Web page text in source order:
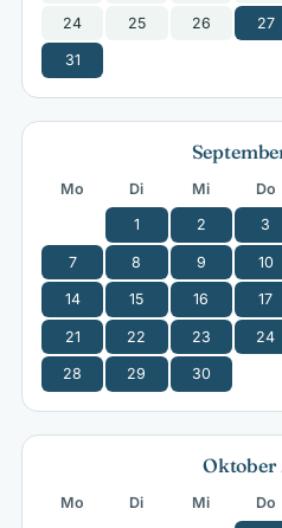
24 25 26 27
31
Mo Di Mi Do
1
2 3
7 8 9 10
14 15 16 17
21 22 23 24
28 29 30
Oktober
Mo Di Mi Do